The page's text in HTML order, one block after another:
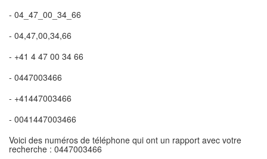
- 04_47_00_34_66
- 04,47,00,34,66
- +41 4 47 00 34 66
- 0447003466
- +41447003466
- 0041447003466
Voici des numéros de téléphone qui ont un rapport avec votre
recherche : 0447003466